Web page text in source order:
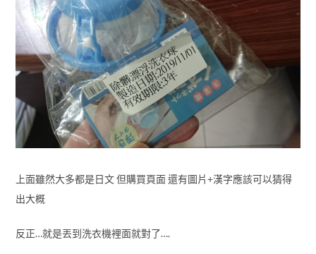
上面雖然大多都是日文 但購買頁面 還有圖片+漢字應該可以猜得
出大概
反正…就是丟到洗衣機裡面就對了….